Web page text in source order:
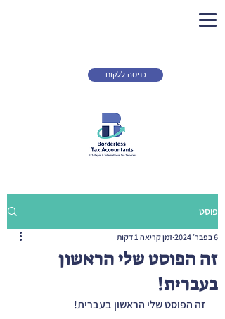
כניסה ללקוח
פוסט
זה הפוסט שלי הראשון
בעברית!
6 בפבר׳ 2024 זמן קריאה 1 דקות
זה הפוסט שלי הראשון בעברית!